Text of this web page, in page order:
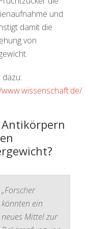
und
damit die
von
„Forscher
könnten ein
neues Mittel zur